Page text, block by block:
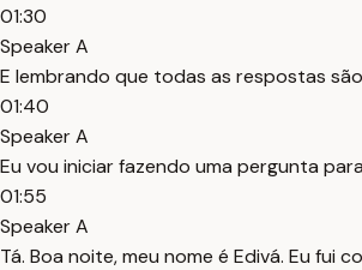
01:30
Speaker A
E lembrando que todas as respostas
01:40
Speaker A
Eu vou iniciar fazendo uma pergunta
01:55
Speaker A
Tá. Boa noite, meu nome é Edivá. Eu fui